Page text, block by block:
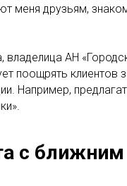
меня друзьям,
владелица АН
поощрять клиентов
Например,
с ближним